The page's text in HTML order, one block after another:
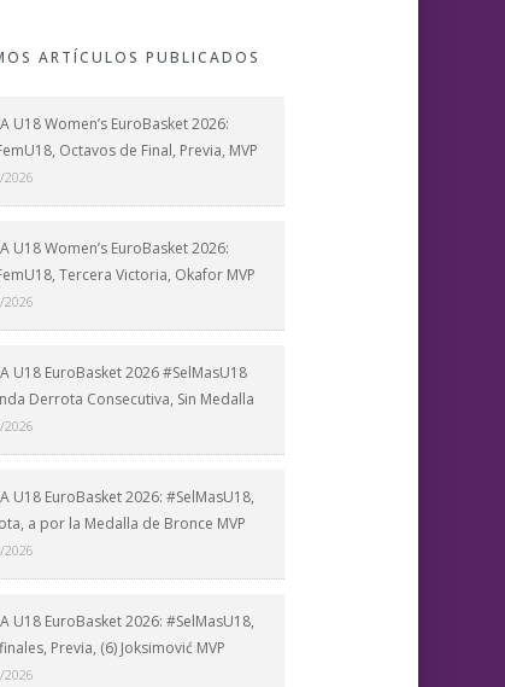
ARTÍCULOS PUBLICADOS
U18 Women’s EuroBasket 2026:
Octavos de Final, Previa, MVP
U18 Women’s EuroBasket 2026:
Tercera Victoria, Okafor MVP
U18 EuroBasket 2026 #SelMasU18
Derrota Consecutiva, Sin Medalla
U18 EuroBasket 2026: #SelMasU18,
a por la Medalla de Bronce MVP
U18 EuroBasket 2026: #SelMasU18,
Previa, (6) Joksimović MVP